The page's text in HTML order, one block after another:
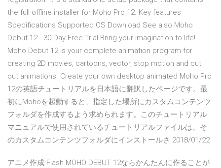
the full offline installer for Moho Pro 12. Key features
Specifications Supported OS Download See also Moho
Debut 12 - 30-Day Free Trial Bring your imagination to life!
Moho Debut 12 is your complete animation program for
creating 2D movies, cartoons, vector, stop motion and cut
out animations. Create your own desktop animated Moho Pro
12の英語チュートリアルを日本語に翻訳したページです。最
初にMohoを起動すると、指定した場所にカスタムコンテンツ
フォルダを作成するよう求められます。このチュートリアル
マニュアルで使用されているチュートリアルファイルは、そ
のカスタムコンテンツフォルダにインストールさ 2018/01/22
アニメ作成 Flash MOHO DEBUT 12ならかんたんに作ることが